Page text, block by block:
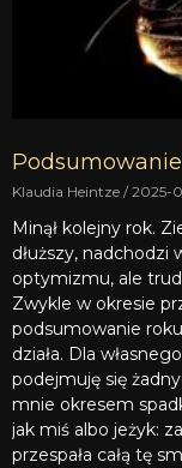
Klaudia Heintze 2025-
Minął kolejny rok.
dłuższy, nadchodzi
optymizmu, ale
Zwykle w okresie
podsumowanie
działa. Dla
podejmuję się
mnie okresem
jak miś albo jeżyk:
przespała całą tę